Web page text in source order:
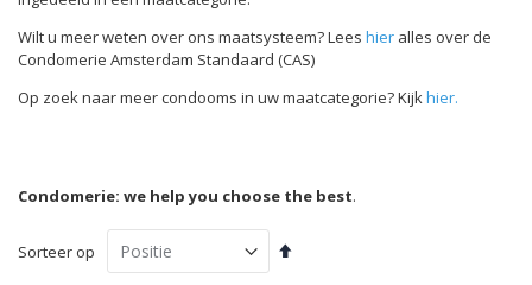
Wilt u meer weten over ons maatsysteem? Lees hier alles over de
Condomerie Amsterdam Standaard (CAS)
Op zoek naar meer condooms in uw maatcategorie? Kijkhier.
Condomerie: we help you choose the best.
Sorteer op
Van